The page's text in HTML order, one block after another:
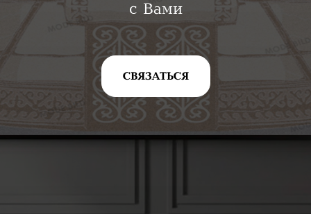
с Вами
СВЯЗАТЬСЯ